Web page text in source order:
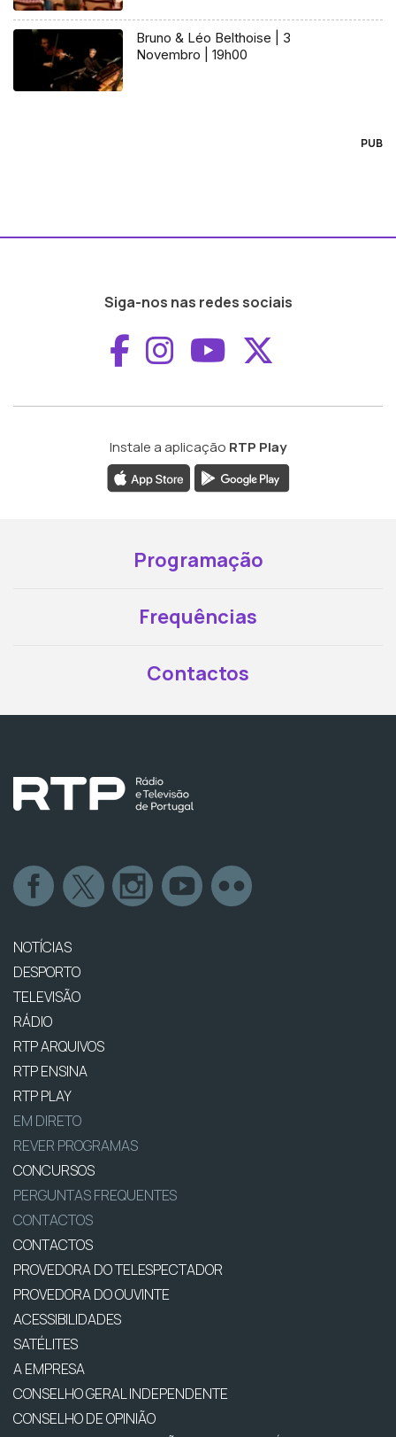
Bruno & Léo Belthoise | 3
Novembro | 19h00
PUB
Siga-nos nas redes sociais
Aceder ao
Aceder ao
Aceder ao
Instale a aplicação RTP Play
Programação
Frequências
Contactos
NOTÍCIAS
DESPORTO
TELEVISÃO
RÁDIO
RTP ARQUIVOS
RTP ENSINA
RTP PLAY
EM DIRETO
REVER PROGRAMAS
CONCURSOS
PERGUNTAS FREQUENTES
CONTACTOS
CONTACTOS
PROVEDORA DO TELESPECTADOR
PROVEDORA DO OUVINTE
ACESSIBILIDADES
SATÉLITES
A EMPRESA
CONSELHO GERAL INDEPENDENTE
CONSELHO DE OPINIÃO